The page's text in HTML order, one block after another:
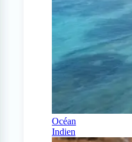
Océan
Indien